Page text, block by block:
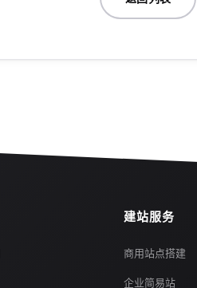
建站服务
商用站点搭建
企业简易站